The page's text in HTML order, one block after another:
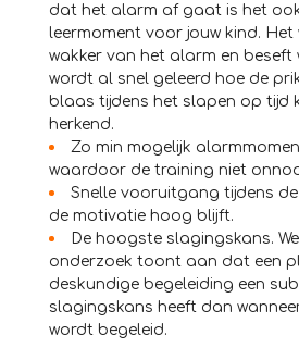
dat het alarm af gaat is het
leermoment voor jouw kind.
wakker van het alarm en beseft
wordt al snel geleerd hoe de
blaas tijdens het slapen op tijd
herkend.
Zo min mogelijk
waardoor de training niet
Snelle vooruitgang tijdens
de motivatie hoog blijft.
De hoogste slagingskans.
onderzoek toont aan dat een
deskundige begeleiding een
slagingskans heeft dan
wordt begeleid.